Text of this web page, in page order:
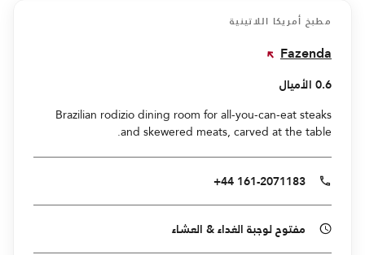
مطبخ أمريكا اللاتينية
Fazenda
0.6 الأميال
Brazilian rodizio dining room for all-you-can-eat steaks
and skewered meats, carved at the table.
+44 161-2071183
مفتوح لوجبة الغداء & العشاء